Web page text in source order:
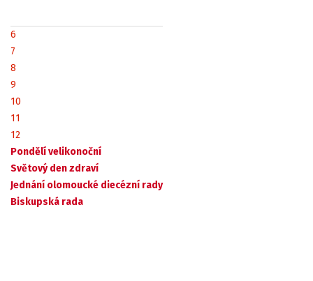
6
7
8
9
10
11
12
Pondělí velikonoční
Světový den zdraví
Jednání olomoucké diecézní rady
Biskupská rada